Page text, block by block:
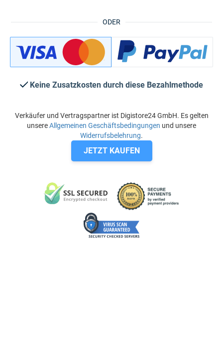
ODER
Keine Zusatzkosten durch diese Bezahlmethode
Verkäufer und Vertragspartner ist Digistore24 GmbH. Es gelten
unsereAllgemeinen Geschäftsbedingungen und unsere
Widerrufsbelehrung.
JETZT KAUFEN